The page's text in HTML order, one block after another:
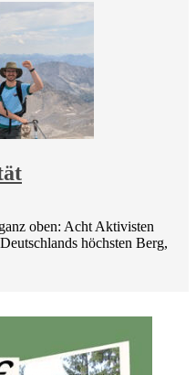
oben: Acht Aktivisten
höchsten Berg,